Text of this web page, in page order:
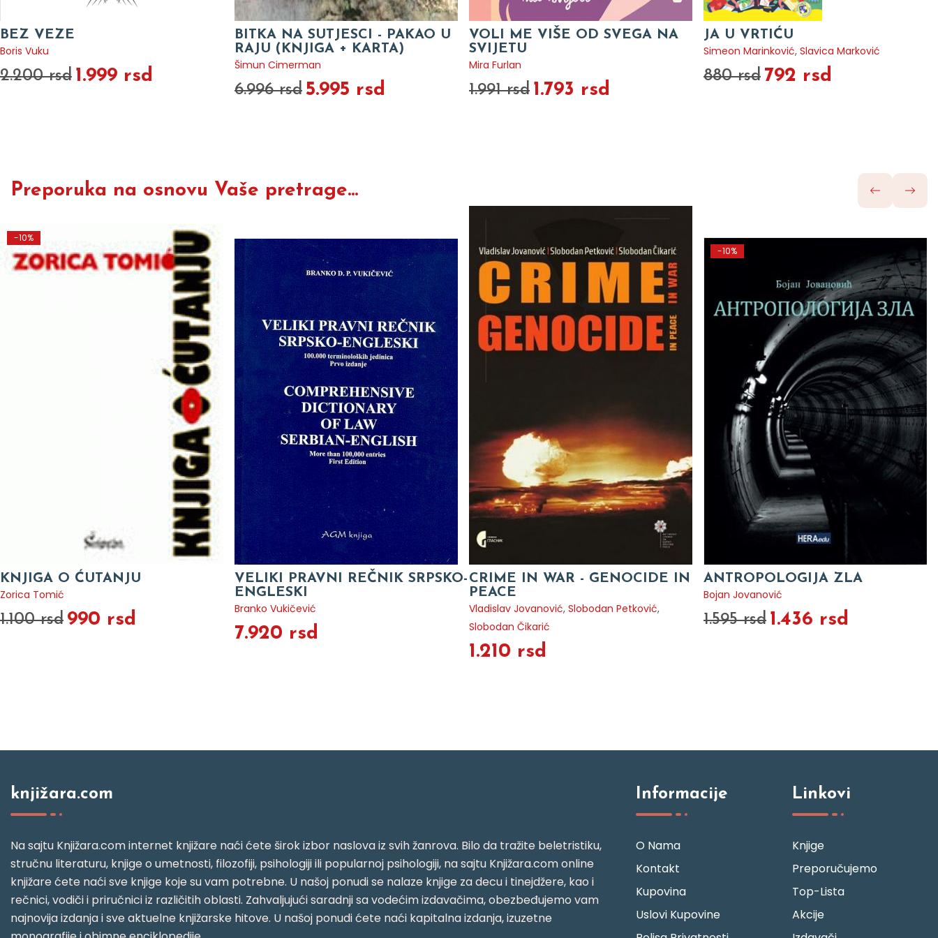
BEZ VEZE
Boris Vuku
2.200 rsd 1.999 rsd
BITKA NA SUTJESCI - PAKAO U
RAJU (KNJIGA + KARTA)
Šimun Cimerman
6.996 rsd 5.995 rsd
VOLI ME VIŠE OD SVEGA NA
SVIJETU
Mira Furlan
1.991 rsd 1.793 rsd
JA U VRTIĆU
Simeon Marinković, Slavica Marković
880 rsd 792 rsd
Preporuka na osnovu Vaše pretrage...
-10%
KNJIGA O ĆUTANJU
Zorica Tomić
1.100 rsd 990 rsd
VELIKI PRAVNI REČNIK SRPSKO-
ENGLESKI
Branko Vukičević
7.920 rsd
CRIME IN WAR - GENOCIDE IN
PEACE
Vladislav Jovanović, Slobodan Petković,
Slobodan Čikarić
1.210 rsd
-10%
ANTROPOLOGIJA ZLA
Bojan Jovanović
1.595 rsd 1.436 rsd
knjižara.com
Na sajtu Knjižara.com internet knjižare naći ćete širok izbor naslova iz svih žanrova. Bilo da tražite beletristiku,
stručnu literaturu, knjige o umetnosti, filozofiji, psihologiji ili popularnoj psihologiji, na sajtu Knjižara.com online
knjižare ćete naći sve knjige koje su vam potrebne. U našoj ponudi se nalaze knjige za decu i tinejdžere, kao i
rečnici, vodiči i priručnici iz različitih oblasti. Zahvaljujući saradnji sa vodećim izdavačima, obezbeđujemo vam
najnovija izdanja i sve aktuelne knjižarske hitove. U našoj ponudi ćete naći kapitalna izdanja, izuzetne
Informacije
O Nama
Kontakt
Kupovina
Uslovi Kupovine
Linkovi
Knjige
Preporučujemo
Top-Lista
Akcije